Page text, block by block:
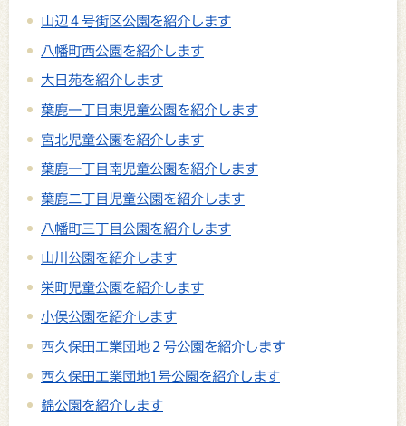
山辺４号街区公園を紹介します
八幡町西公園を紹介します
大日苑を紹介します
葉鹿一丁目東児童公園を紹介します
宮北児童公園を紹介します
葉鹿一丁目南児童公園を紹介します
葉鹿二丁目児童公園を紹介します
八幡町三丁目公園を紹介します
山川公園を紹介します
栄町児童公園を紹介します
小俣公園を紹介します
西久保田工業団地２号公園を紹介します
西久保田工業団地1号公園を紹介します
錦公園を紹介します